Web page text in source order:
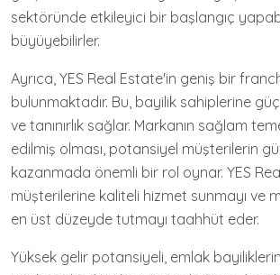
sektöründe etkileyici bir başlangıç
büyüyebilirler.
Ayrıca, YES Real Estate'in geniş bir
bulunmaktadır. Bu, bayilik sahiplerine
ve tanınırlık sağlar. Markanın sağlam
edilmiş olması, potansiyel müşterilerin
kazanmada önemli bir rol oynar. YES
müşterilerine kaliteli hizmet sunmayı ve
en üst düzeyde tutmayı taahhüt eder.
Yüksek gelir potansiyeli, emlak